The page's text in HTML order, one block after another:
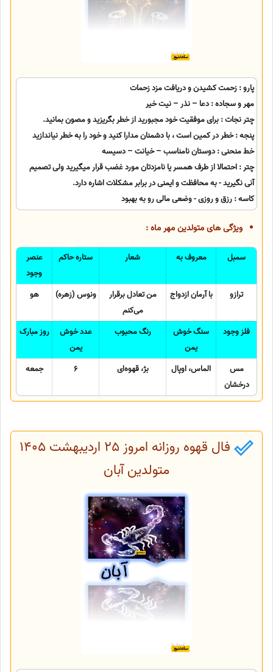
پارو : زحمت کشیدن و دریافت مزد زحمات
مهر و سجاده : دعا – نذر – نیت خیر
چتر نجات : برای موفقیت خود مجبورید از خطر بگریزید و مصون بمانید.
پنجه : خطر در کمین است ، با دشمنان مدارا کنید و خود را به خطر نیاندازید
خط منحنی : دوستان نامناسب – خیانت – دسیسه
چتر : احتمالا از طرف همسر یا نامزدتان مورد غضب قرار میگیرید ولی تصمیم
آنی نگیرید - به محافظت و ایمنی در برابر مشکلات اشاره دارد.
کاسه : رزق و روزی - وضعی مالی رو به بهبود
ویژگی های متولدین مهر ماه :
سمبل معروف به شعار ستاره حاکم
عنصر
وجود
ترازو
با آرمان ازدواج
من تعادل برقرار
می‌کنم
ونوس (زهره) هو
فلز وجود
سنگ خوش
یمن
رنگ محبوب
عدد خوش
یمن
روز مبارک
مس
درخشان
الماس، اوپال بژ، قهوه‌ای 6 جمعه
فال قهوه روزانه امروز 25 اردیبهشت 1405
متولدین آبان